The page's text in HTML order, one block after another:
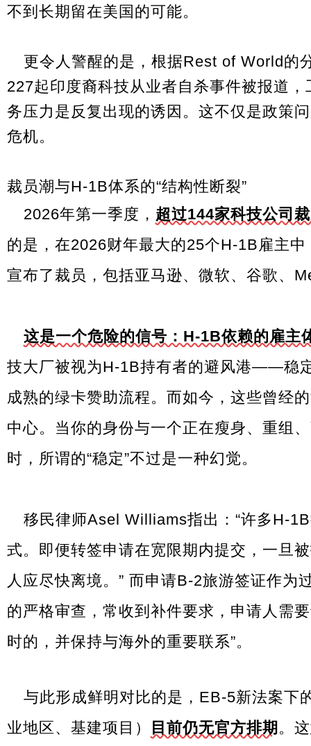
不到长期留在美国的可能。
更令人警醒的是，根据Rest of World的
227起印度裔科技从业者自杀事件被报道
务压力是反复出现的诱因。这不仅是政策
危机。
裁员潮与H-1B体系的“结构性断裂”
2026年第一季度， 超过144家科技公司
的是，在2026财年最大的25个H-1B雇主
宣布了裁员，包括亚马逊、微软、谷歌、
这是一个危险的信号：H-1B依赖的雇主
技大厂被视为H-1B持有者的避风港——稳
成熟的绿卡赞助流程。而如今，这些曾经
中心。当你的身份与一个正在瘦身、重组
时，所谓的“稳定”不过是一种幻觉。
移民律师Asel Williams指出：“许多H-
式。即便转签申请在宽限期内提交，一旦
人应尽快离境。” 而申请B-2旅游签证作为
的严格审查，常收到补件要求，申请人需
时的，并保持与海外的重要联系”。
与此形成鲜明对比的是， EB-5新法案下
业地区、基建项目）
目前仍无官方排期 。